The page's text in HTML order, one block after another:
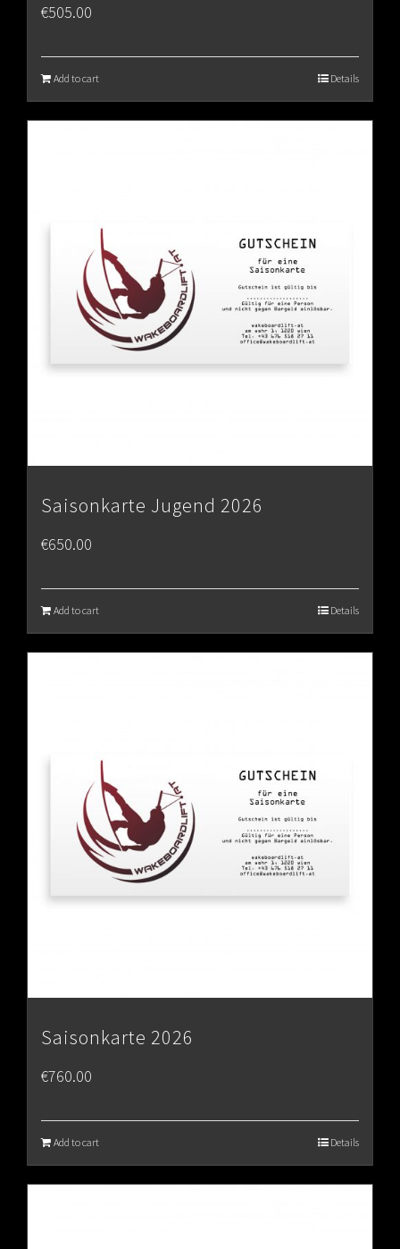
€505.00
Add to cart Details
Saisonkarte Jugend 2026
€650.00
Add to cart Details
Saisonkarte 2026
€760.00
Add to cart Details